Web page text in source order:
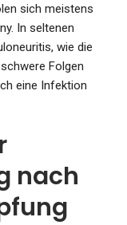
sich meistens
In seltenen
wie die
Folgen
eine Infektion
nach